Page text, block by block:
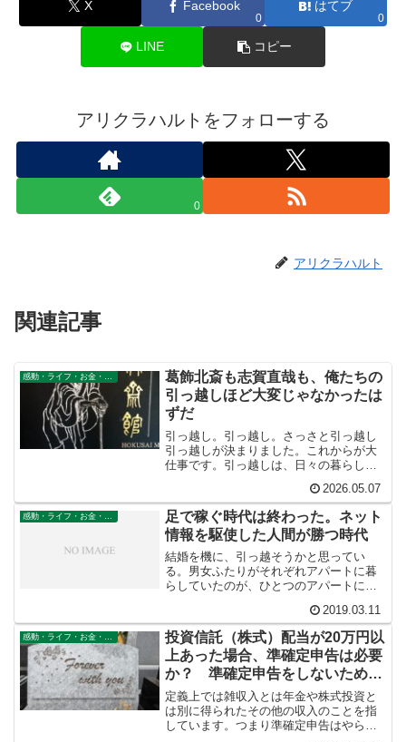
X Facebook
0
はてブ
0
LINE コピー
アリクラハルトをフォローする
0
アリクラハルト
関連記事
感動・ライフ・お金・仕事
葛飾北斎も志賀直哉も、俺たちの
引っ越しほど大変じゃなかったは
ずだ
引っ越し。引っ越し。さっさと引っ越し
引っ越しが決まりました。これからが大
仕事です。引っ越しは、日々の暮らしが
な出来事住民票、マイナンバー、免許の
変更から、車検証の住所変更、クレジッ
トカードなど金融関係の宛...
2026.05.07
足で稼ぐ時代は終わった。ネット
情報を駆使した人間が勝つ時代
結婚を機に、引っ越そうかと思ってい
る。男女ふたりがそれぞれアパートに暮
らしていたのが、ひとつのアパートに住
ろいろたいへんなことが多い。たとえば
「ものをどうやって減らすか」ひとつと
っても大問題である。ミニマ...
2019.03.11
感動・ライフ・お金・仕事
投資信託（株式）配当が20万円以
上あった場合、準確定申告は必要
か？ 準確定申告をしないために
分離課税を選択する
定義上では雑収入とは年金や株式投資と
は別に得られたその他の収入のことを指
しています。つまり準確定申告はやらな